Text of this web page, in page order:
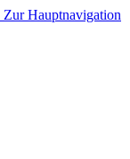
Zur Hauptnavigation